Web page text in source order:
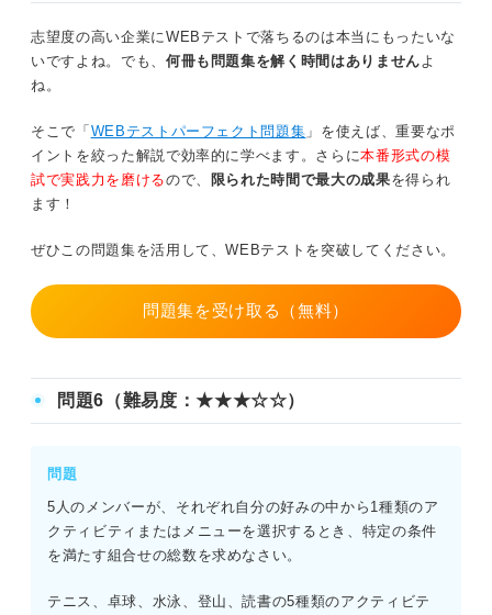
13+1＝3番目である。最大（1番目）は1を左に寄せた
1,110,000、大きいほうから2番目は1,101,000、3番目は
1,100,100となる。よって、小さいほうから数えて13番目は
志望度の高い企業にWEBテストで落ちるのは本当にもったいな
いですよね。でも、 何冊も問題集を解く時間はありませんよ
ね。
そこで「 WEBテストパーフェクト問題集 」を使えば、重要なポ
イントを絞った解説で効率的に学べます。さらに本番形式の模
試で実践力を磨けるので、 限られた時間で最大の成果を得られ
ます！
ぜひこの問題集を活用して、WEBテストを突破してください。
問題集を受け取る（無料）
問題6（難易度：★★★☆☆）
問題
5人のメンバーが、それぞれ自分の好みの中から1種類のア
クティビティまたはメニューを選択するとき、特定の条件
を満たす組合せの総数を求めなさい。
テニス、卓球、水泳、登山、読書の5種類のアクティビテ